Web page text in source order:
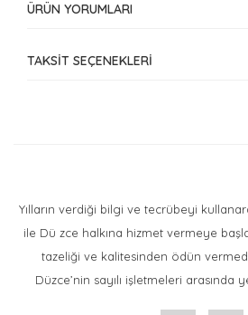
ÜRÜN YORUMLARI
Bu ürüne ilk yorumu siz
TAKSİT SEÇENEKLERİ
Yılların verdiği bilgi ve tecrübeyi
ile Dü zce halkına hizmet vermeye
tazeliği ve kalitesinden ödün
Düzce’nin sayılı işletmeleri arasında